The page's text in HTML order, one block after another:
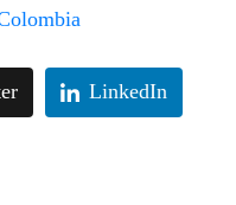
LinkedIn